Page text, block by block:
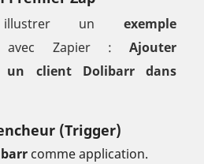
illustrer un exemple
avec Zapier : Ajouter
un client Dolibarr dans
(Trigger)
comme application.